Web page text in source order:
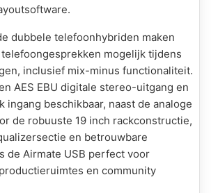
dubbele telefoonhybriden maken
mogelijk tijdens
inclusief mix-minus functionaliteit.
AES EBU digitale stereo-uitgang en
ingang beschikbaar, naast de analoge
de robuuste 19 inch rackconstructie,
en betrouwbare
de Airmate USB perfect voor
en community